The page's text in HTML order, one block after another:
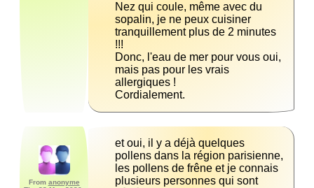
Nez qui coule, même avec du
sopalin, je ne peux cuisiner
tranquillement plus de 2 minutes
Donc, l'eau de mer pour vous oui,
mais pas pour les vrais
Cordialement.
From anonyme
et oui, il y a déjà quelques
pollens dans la région parisienne,
les pollens de frêne et je connais
plusieurs personnes qui sont